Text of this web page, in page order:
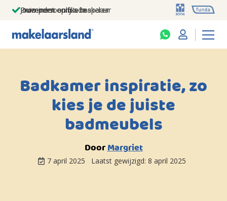
Jouw persoonlijke makelaar
Duizenden euro's besparen
Prominent op funda
Badkamer inspiratie, zo
kies je de juiste
badmeubels
DoorMargriet
7 april 2025 Laatst gewijzigd: 8 april 2025